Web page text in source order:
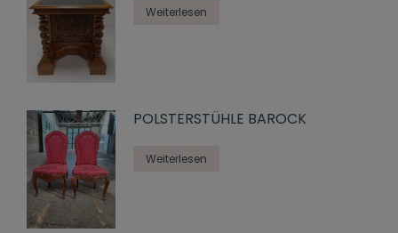
Weiterlesen
POLSTERSTÜHLE BAROCK
Weiterlesen